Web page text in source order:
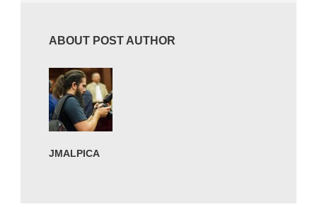
ABOUT POST AUTHOR
JMALPICA